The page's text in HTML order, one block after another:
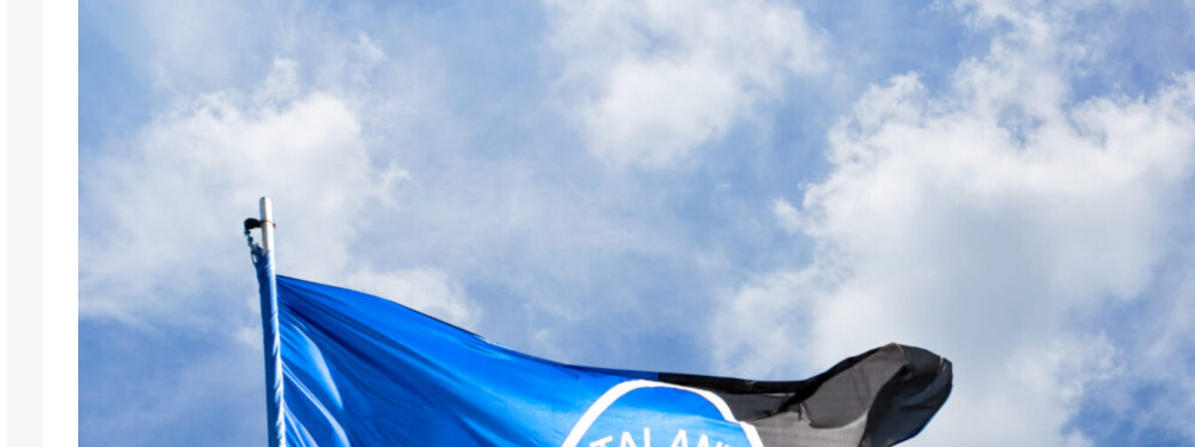
Atalanta, de Roon recupera: Sarri
può contare su di lui per lo Schalke
04
6 Agosto 2026
6 Agosto 2026